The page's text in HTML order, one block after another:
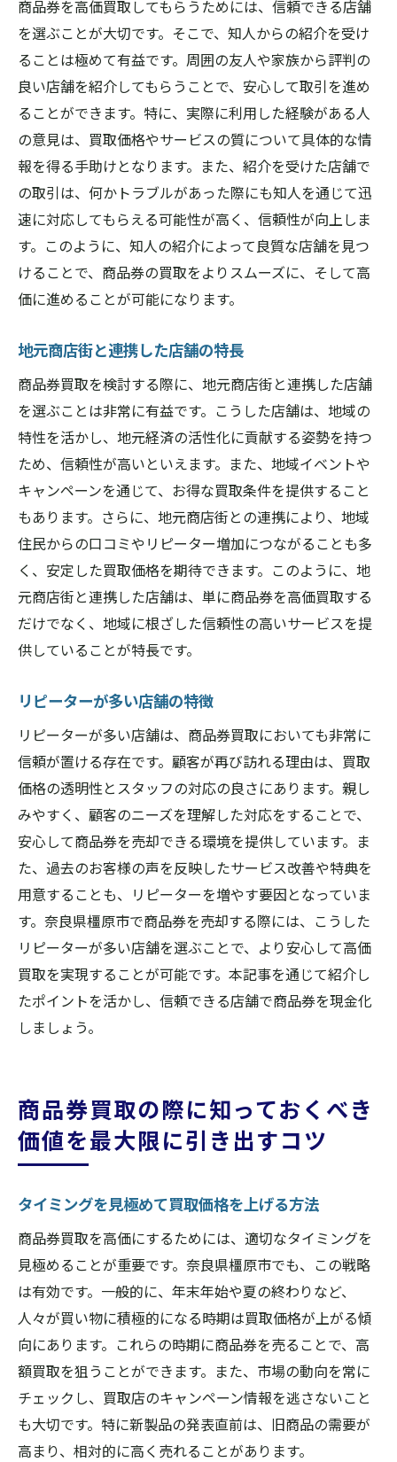
商品券を高価買取してもらうためには、信頼できる店舗
を選ぶことが大切です。そこで、知人からの紹介を受け
ることは極めて有益です。周囲の友人や家族から評判の
良い店舗を紹介してもらうことで、安心して取引を進め
ることができます。特に、実際に利用した経験がある人
の意見は、買取価格やサービスの質について具体的な情
報を得る手助けとなります。また、紹介を受けた店舗で
の取引は、何かトラブルがあった際にも知人を通じて迅
速に対応してもらえる可能性が高く、信頼性が向上しま
す。このように、知人の紹介によって良質な店舗を見つ
けることで、商品券の買取をよりスムーズに、そして高
価に進めることが可能になります。
地元商店街と連携した店舗の特長
商品券買取を検討する際に、地元商店街と連携した店舗
を選ぶことは非常に有益です。こうした店舗は、地域の
特性を活かし、地元経済の活性化に貢献する姿勢を持つ
ため、信頼性が高いといえます。また、地域イベントや
キャンペーンを通じて、お得な買取条件を提供すること
もあります。さらに、地元商店街との連携により、地域
住民からの口コミやリピーター増加につながることも多
く、安定した買取価格を期待できます。このように、地
元商店街と連携した店舗は、単に商品券を高価買取する
だけでなく、地域に根ざした信頼性の高いサービスを提
供していることが特長です。
リピーターが多い店舗の特徴
リピーターが多い店舗は、商品券買取においても非常に
信頼が置ける存在です。顧客が再び訪れる理由は、買取
価格の透明性とスタッフの対応の良さにあります。親し
みやすく、顧客のニーズを理解した対応をすることで、
安心して商品券を売却できる環境を提供しています。ま
た、過去のお客様の声を反映したサービス改善や特典を
用意することも、リピーターを増やす要因となっていま
す。奈良県橿原市で商品券を売却する際には、こうした
リピーターが多い店舗を選ぶことで、より安心して高価
買取を実現することが可能です。本記事を通じて紹介し
たポイントを活かし、信頼できる店舗で商品券を現金化
しましょう。
商品券買取の際に知っておくべき
価値を最大限に引き出すコツ
タイミングを見極めて買取価格を上げる方法
商品券買取を高価にするためには、適切なタイミングを
見極めることが重要です。奈良県橿原市でも、この戦略
は有効です。一般的に、年末年始や夏の終わりなど、
人々が買い物に積極的になる時期は買取価格が上がる傾
向にあります。これらの時期に商品券を売ることで、高
額買取を狙うことができます。また、市場の動向を常に
チェックし、買取店のキャンペーン情報を逃さないこと
も大切です。特に新製品の発表直前は、旧商品の需要が
高まり、相対的に高く売れることがあります。